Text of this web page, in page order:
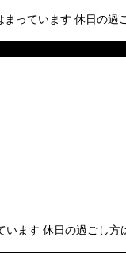
っています 休日の
ます 休日の過ごし